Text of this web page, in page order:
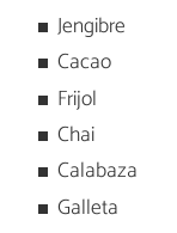
Jengibre
Cacao
Frijol
Chai
Calabaza
Galleta